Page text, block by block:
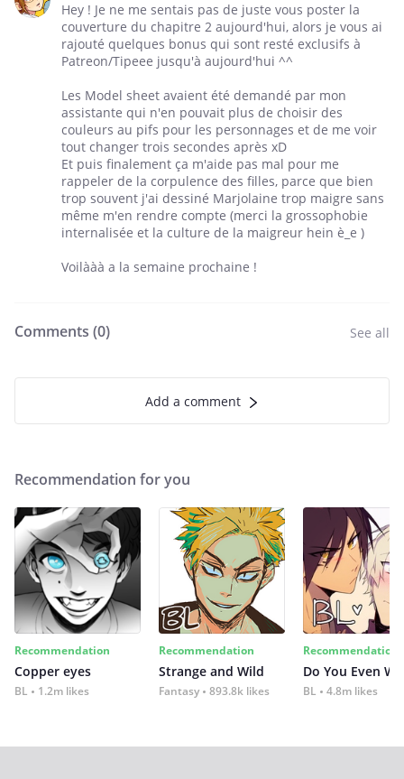
Hey ! Je ne me sentais pas de juste vous poster la
couverture du chapitre 2 aujourd'hui, alors je vous ai
rajouté quelques bonus qui sont resté exclusifs à
Patreon/Tipeee jusqu'à aujourd'hui ^^
Les Model sheet avaient été demandé par mon
assistante qui n'en pouvait plus de choisir des
couleurs au pifs pour les personnages et de me voir
tout changer trois secondes après xD
Et puis finalement ça m'aide pas mal pour me
rappeler de la corpulence des filles, parce que bien
trop souvent j'ai dessiné Marjolaine trop maigre sans
même m'en rendre compte (merci la grossophobie
internalisée et la culture de la maigreur hein è_e )
Voilààà a la semaine prochaine !
Comments (0) See all
Add a comment
Recommendation for you
Recommendation
Copper eyes
BL 1.2m likes
Recommendation
Strange and Wild
Fantasy 893.8k likes
Recommendation
Do You Even
BL 4.8m likes